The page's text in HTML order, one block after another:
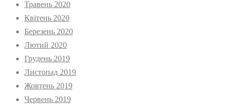
Травень 2020
Квітень 2020
Березень 2020
Лютий 2020
Грудень 2019
Листопад 2019
Жовтень 2019
Червень 2019